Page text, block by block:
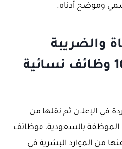
وموضح أدناه.
والضريبة
والجمارك عن 10 وظائف نسائية
في الإعلان ثم نقلها من
الموظفة بالسعودية، فوظائف
من الموارد البشرية في